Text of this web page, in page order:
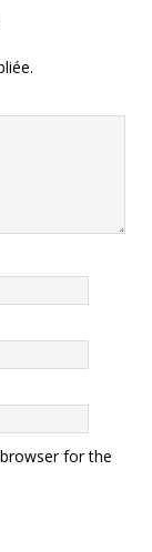
for the